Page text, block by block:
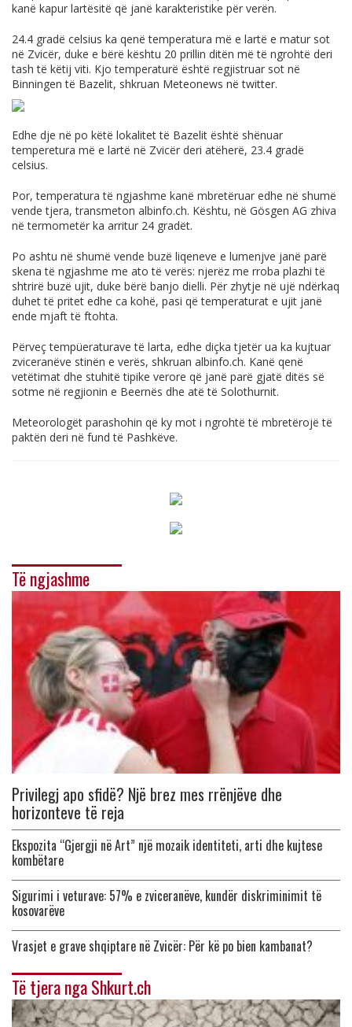
kanë kapur lartësitë që janë karakteristike për verën.
24.4 gradë celsius ka qenë temperatura më e lartë e matur sot
në Zvicër, duke e bërë kështu 20 prillin ditën më të ngrohtë deri
tash të këtij viti. Kjo temperaturë është regjistruar sot në
Binningen të Bazelit, shkruan Meteonews në twitter.
Edhe dje në po këtë lokalitet të Bazelit është shënuar
temperetura më e lartë në Zvicër deri atëherë, 23.4 gradë
celsius.
Por, temperatura të ngjashme kanë mbretëruar edhe në shumë
vende tjera, transmeton albinfo.ch. Kështu, në Gösgen AG zhiva
në termometër ka arritur 24 gradët.
Po ashtu në shumë vende buzë liqeneve e lumenjve janë parë
skena të ngjashme me ato të verës: njerëz me rroba plazhi të
shtrirë buzë ujit, duke bërë banjo dielli. Për zhytje në ujë ndërkaq
duhet të pritet edhe ca kohë, pasi që temperaturat e ujit janë
ende mjaft të ftohta.
Përveç tempüeraturave të larta, edhe diçka tjetër ua ka kujtuar
zviceranëve stinën e verës, shkruan albinfo.ch. Kanë qenë
vetëtimat dhe stuhitë tipike verore që janë parë gjatë ditës së
sotme në regjionin e Beernës dhe atë të Solothurnit.
Meteorologët parashohin që ky mot i ngrohtë të mbretërojë të
paktën deri në fund të Pashkëve.
Të ngjashme
Privilegj apo sfidë? Një brez mes rrënjëve dhe
horizonteve të reja
Ekspozita “Gjergji në Art” një mozaik identiteti, arti dhe kujtese
kombëtare
Sigurimi i veturave: 57% e zviceranëve, kundër diskriminimit të
kosovarëve
Vrasjet e grave shqiptare në Zvicër: Për kë po bien kambanat?
Të tjera nga Shkurt.ch